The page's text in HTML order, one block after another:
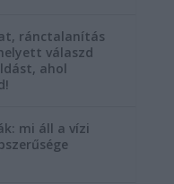
ránctalanítás
válaszd
ahol
mi áll a vízi